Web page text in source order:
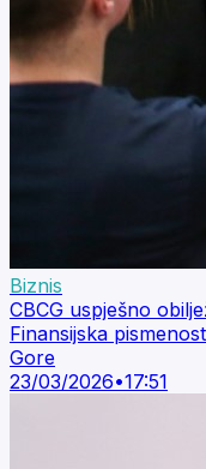
Biznis
CBCG uspješno
Finansijska
Gore
23/03/2026•17:51